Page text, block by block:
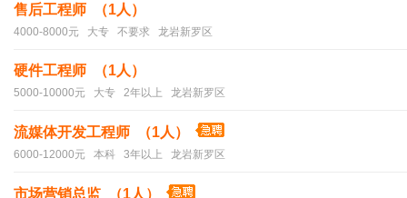
售后工程师 （1人）
4000-8000元 大专 不要求 龙岩新罗区
硬件工程师 （1人）
5000-10000元 大专 2年以上 龙岩新罗区
流媒体开发工程师 （1人）
6000-12000元 本科 3年以上 龙岩新罗区
市场营销总监 （1人）